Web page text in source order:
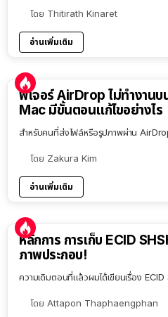
โดย Thitirath Kinaret
อ่านเพิ่มเติม
ฟีเจอร์ AirDrop ไม่ทำงาน
Mac มีขั้นตอนแก้ไขอย่างไร
สำหรับคนที่ส่งไฟล์หรือรูปภาพผ่าน
โดย Zakura Kim
อ่านเพิ่มเติม
หลักการ การเก็บ ECID
ภาพประกอบ!
ความเดิมตอนที่แล้วผมได้เขียนเรื่อง
โดย Attapon Thaphaengphan